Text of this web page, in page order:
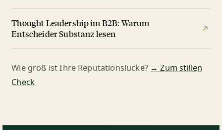
Thought Leadership im B2B: Warum
Entscheider Substanz lesen
Wie groß ist Ihre Reputationslücke? → Zum stillen
Check